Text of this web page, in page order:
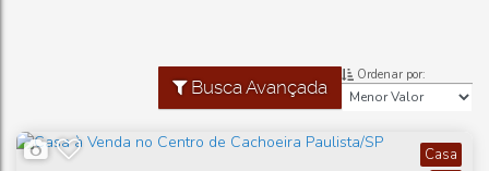
Busca Avançada
Ordenar por:
Casa